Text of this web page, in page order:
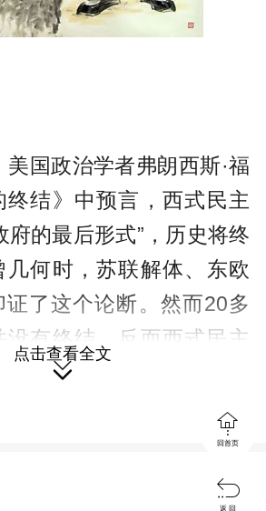
国政治学者弗朗西斯·福
终结》中预言，西式民主
府的最后形式”，历史将终
何时，苏联解体、东欧
证了这个论断。然而20多
没有终结，反而西式民主
度危机凸显。与此形成鲜
中国特色社会主义民主政
好”，中国特色社会主义制
生命力。面对事实，福山
点击查看全文


回首页

返 回